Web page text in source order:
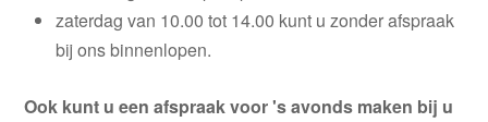
zaterdag van 10.00 tot 14.00 kunt u zonder afspraak
bij ons binnenlopen.
Ook kunt u een afspraak voor 's avonds maken bij u